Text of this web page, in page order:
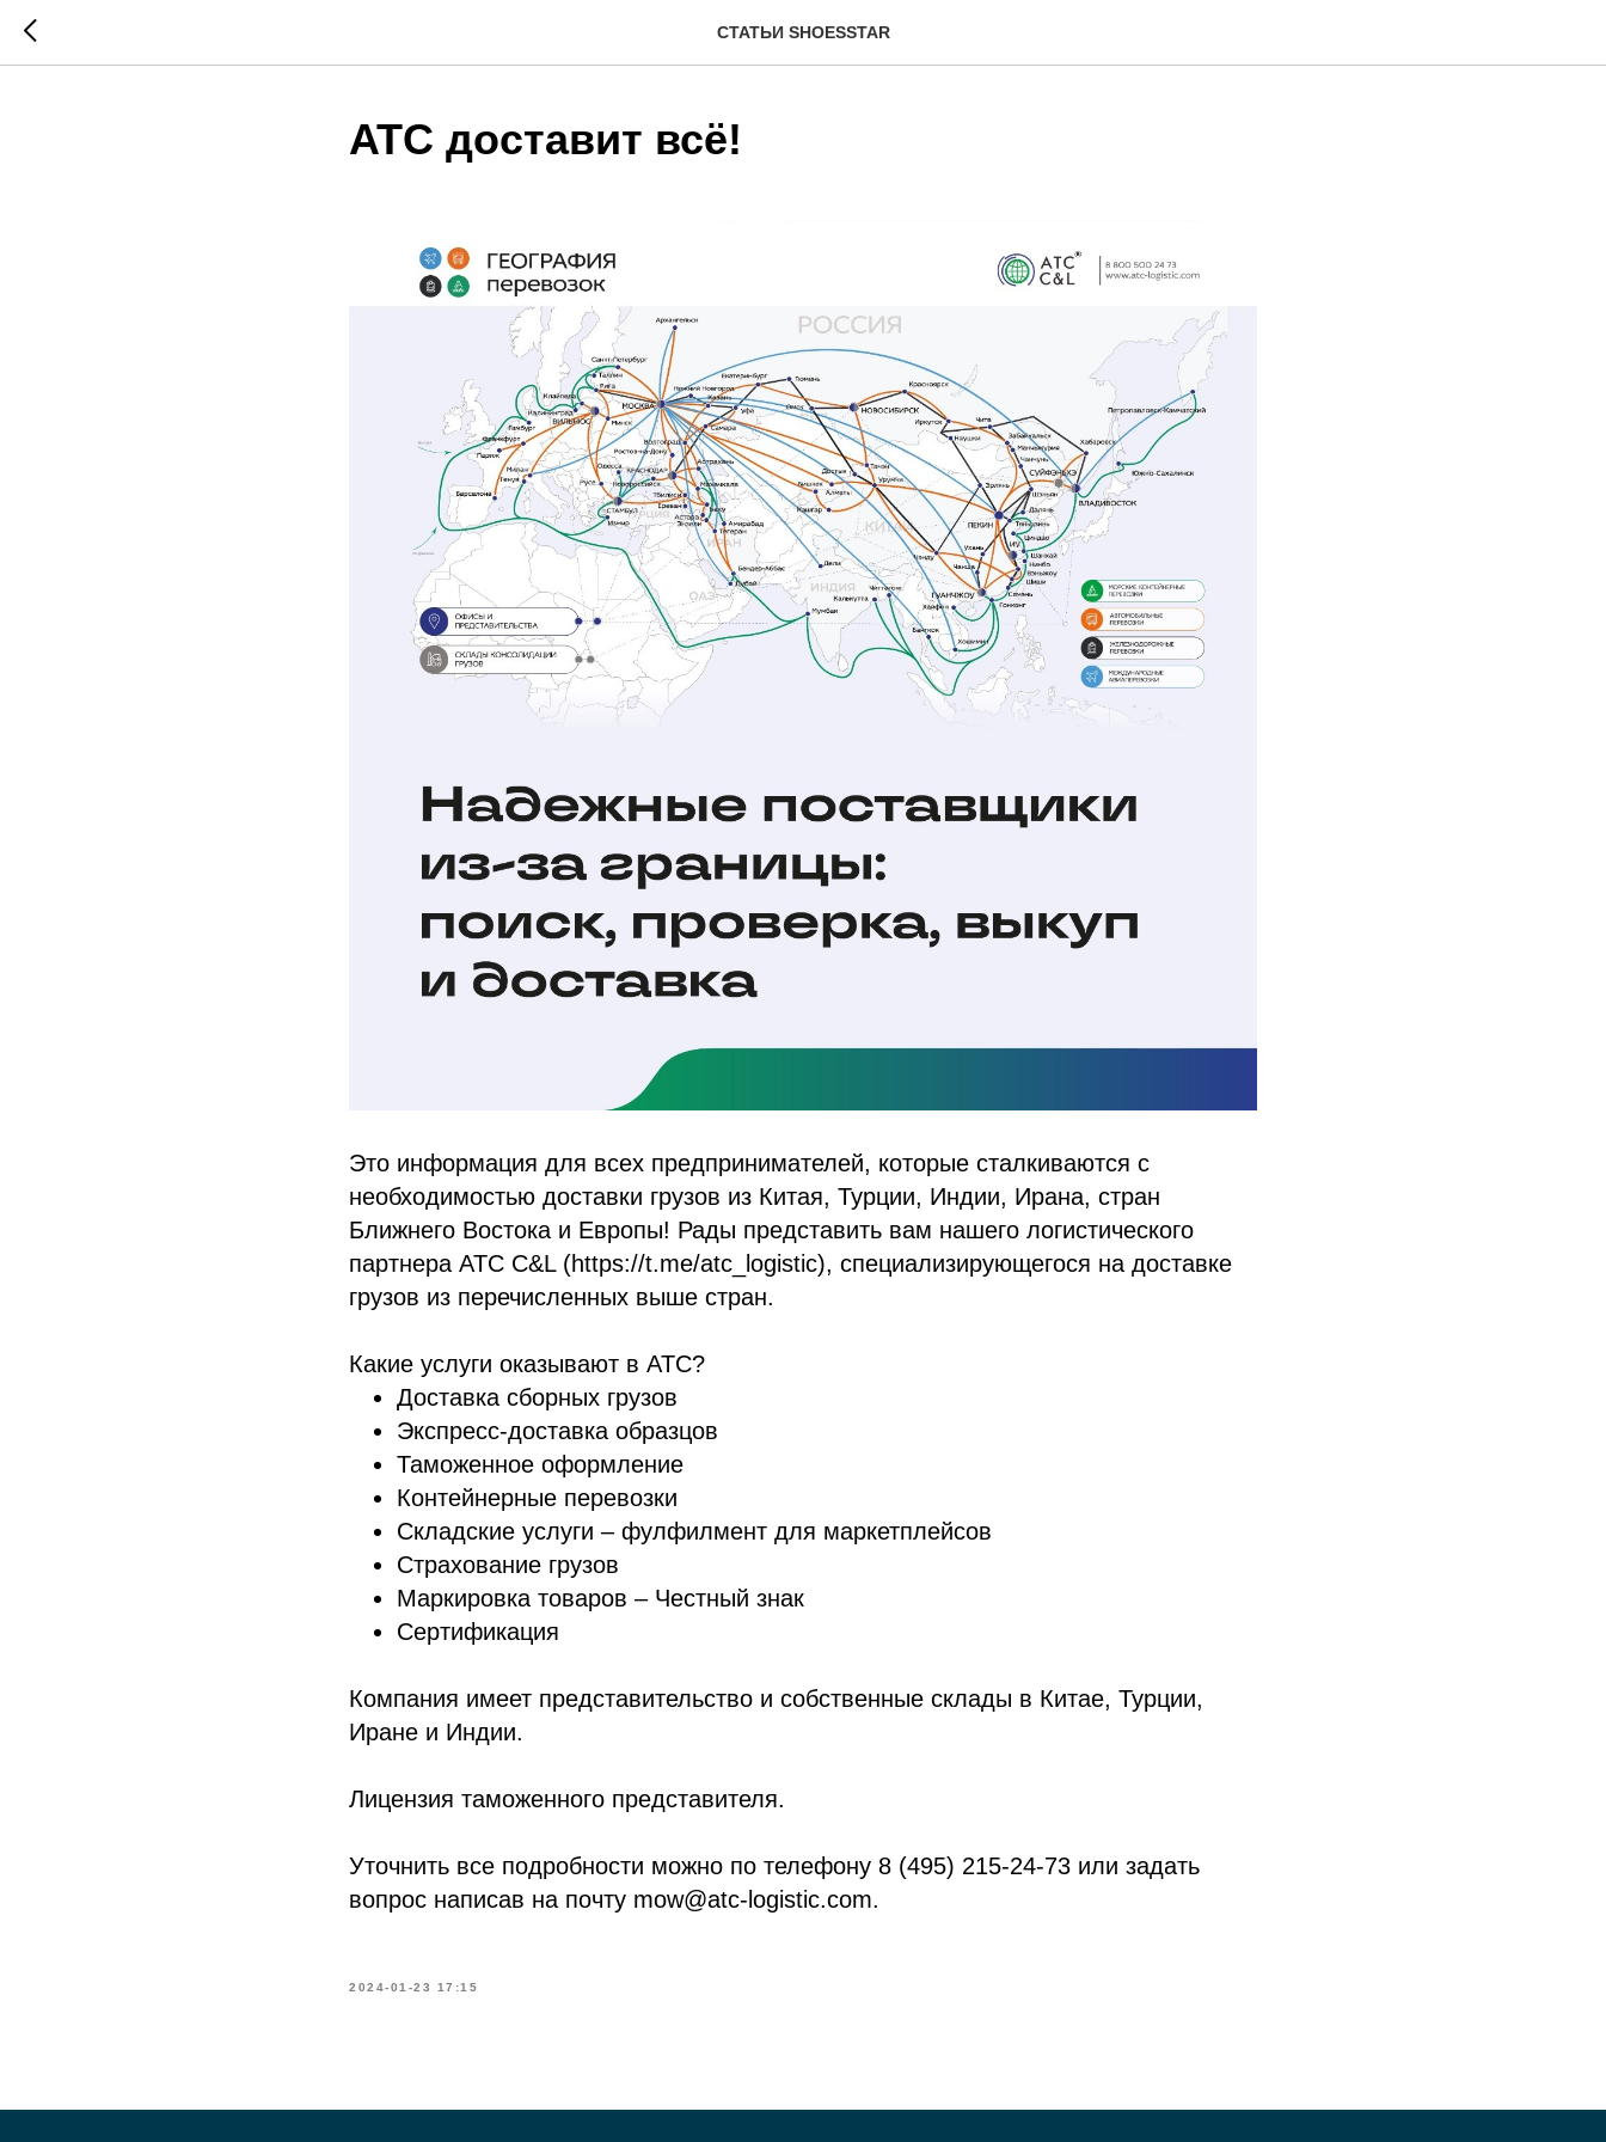
СТАТЬИ SHOESSTAR
ATC доставит всё!
Это информация для всех предпринимателей, которые сталкиваются с
необходимостью доставки грузов из Китая, Турции, Индии, Ирана, стран
Ближнего Востока и Европы! Рады представить вам нашего логистического
партнера ATC C&L (https://t.me/atc_logistic), специализирующегося на доставке
грузов из перечисленных выше стран.
Какие услуги оказывают в ATC?
Доставка сборных грузов
Экспресс-доставка образцов
Таможенное оформление
Контейнерные перевозки
Складские услуги – фулфилмент для маркетплейсов
Страхование грузов
Маркировка товаров – Честный знак
Сертификация
Компания имеет представительство и собственные склады в Китае, Турции,
Иране и Индии.
Лицензия таможенного представителя.
Уточнить все подробности можно по телефону 8 (495) 215-24-73 или задать
вопрос написав на почту mow@atc-logistic.com.
2024-01-23 17:15